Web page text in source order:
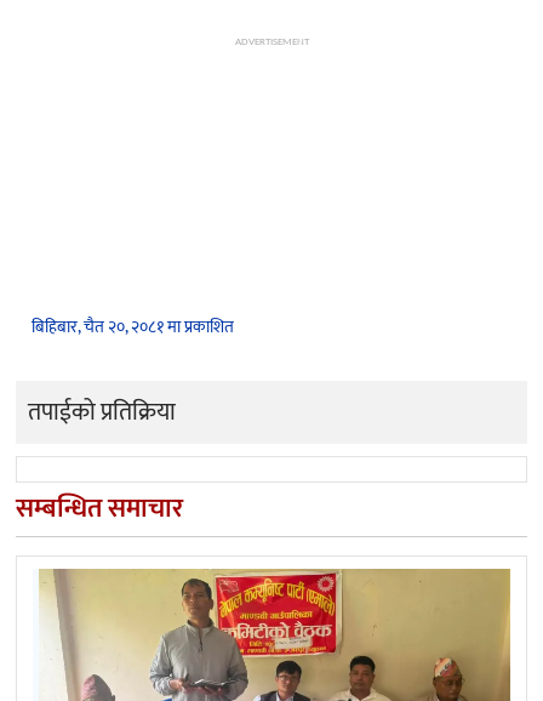
ADVERTISEMENT
बिहिबार, चैत २०, २०८१ मा प्रकाशित
तपाईको प्रतिक्रिया
सम्बन्धित समाचार